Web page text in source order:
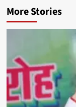
More Stories